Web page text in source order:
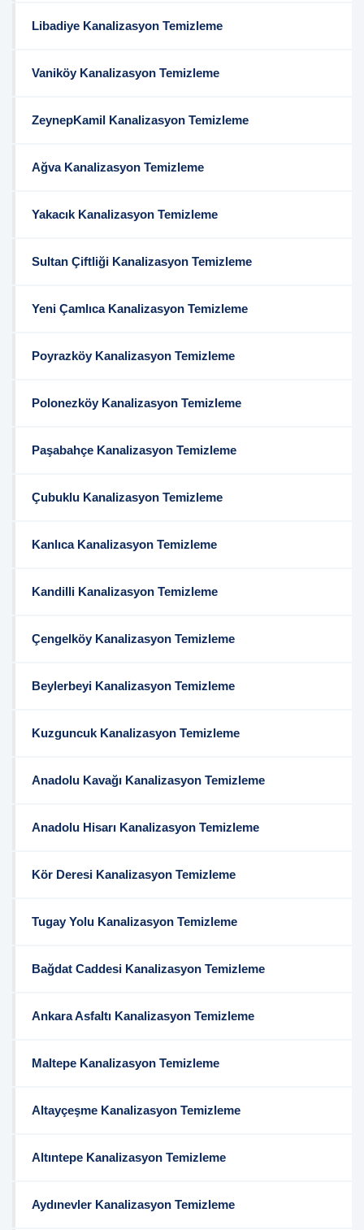
Libadiye Kanalizasyon Temizleme
Vaniköy Kanalizasyon Temizleme
ZeynepKamil Kanalizasyon Temizleme
Ağva Kanalizasyon Temizleme
Yakacık Kanalizasyon Temizleme
Sultan Çiftliği Kanalizasyon Temizleme
Yeni Çamlıca Kanalizasyon Temizleme
Poyrazköy Kanalizasyon Temizleme
Polonezköy Kanalizasyon Temizleme
Paşabahçe Kanalizasyon Temizleme
Çubuklu Kanalizasyon Temizleme
Kanlıca Kanalizasyon Temizleme
Kandilli Kanalizasyon Temizleme
Çengelköy Kanalizasyon Temizleme
Beylerbeyi Kanalizasyon Temizleme
Kuzguncuk Kanalizasyon Temizleme
Anadolu Kavağı Kanalizasyon Temizleme
Anadolu Hisarı Kanalizasyon Temizleme
Kör Deresi Kanalizasyon Temizleme
Tugay Yolu Kanalizasyon Temizleme
Bağdat Caddesi Kanalizasyon Temizleme
Ankara Asfaltı Kanalizasyon Temizleme
Maltepe Kanalizasyon Temizleme
Altayçeşme Kanalizasyon Temizleme
Altıntepe Kanalizasyon Temizleme
Aydınevler Kanalizasyon Temizleme